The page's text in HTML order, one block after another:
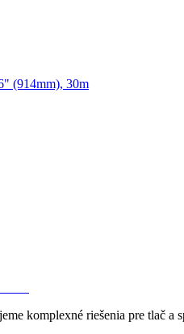
(914mm), 30m
komplexné riešenia pre tlač